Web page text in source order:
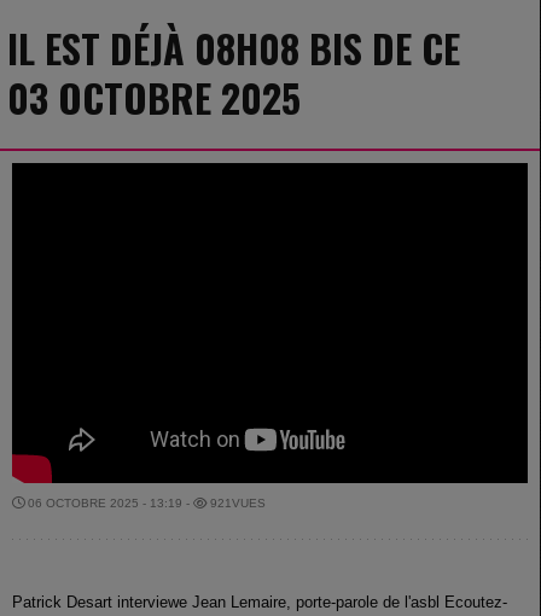
IL EST DÉJÀ 08H08 BIS DE CE
03 OCTOBRE 2025
06 OCTOBRE 2025 - 13:19 - 921VUES
Patrick Desart interviewe Jean Lemaire, porte-parole de l'asbl Ecoutez-